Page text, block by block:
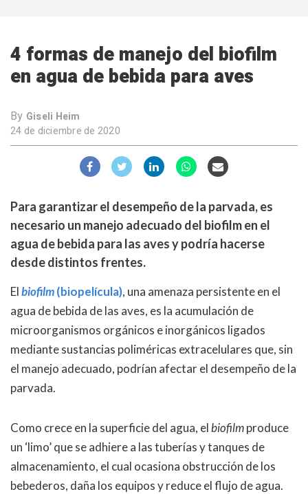
4 formas de manejo del biofilm
en agua de bebida para aves
By Giseli Heim
24 de diciembre de 2020
Para garantizar el desempeño de la parvada, es
necesario un manejo adecuado del biofilm en el
agua de bebida para las aves y podría hacerse
desde distintos frentes.
Elbiofilm(biopelícula), una amenaza persistente en el
agua de bebida de las aves, es la acumulación de
microorganismos orgánicos e inorgánicos ligados
mediante sustancias poliméricas extracelulares que, sin
el manejo adecuado, podrían afectar el desempeño de la
parvada.
Como crece en la superficie del agua, elbiofilmproduce
un ‘limo’ que se adhiere a las tuberías y tanques de
almacenamiento, el cual ocasiona obstrucción de los
bebederos, daña los equipos y reduce el flujo de agua.